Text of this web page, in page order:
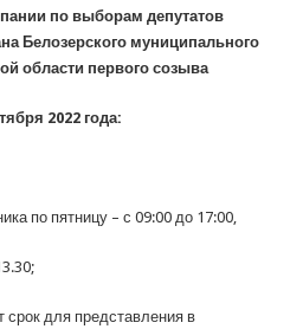
по выборам депутатов
Белозерского муниципального
области первого созыва
2022 года:
по пятницу – с 09:00 до 17:00,
срок для представления в